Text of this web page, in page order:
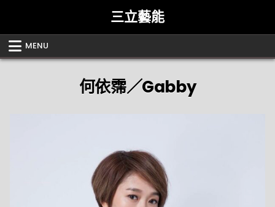
三立藝能
MENU
何依霈／Gabby